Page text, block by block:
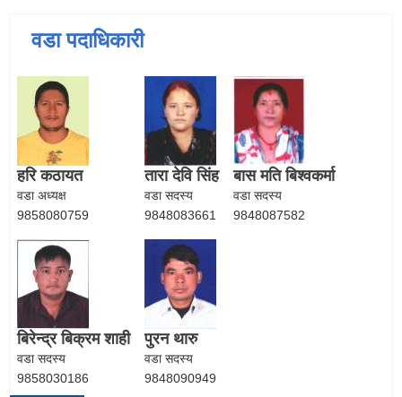
वडा पदाधिकारी
हरि कठायत
वडा अध्यक्ष
9858080759
तारा देवि सिंह
वडा सदस्य
9848083661
बास मति बिश्‍वकर्मा
वडा सदस्य
9848087582
बिरेन्द्र बिक्रम शाही
वडा सदस्य
9858030186
पुरन थारु
वडा सदस्य
9848090949